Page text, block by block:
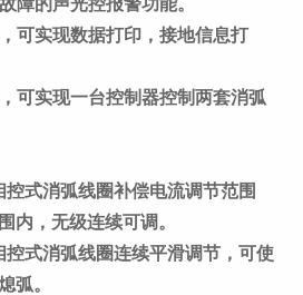
可实现数据打印，接地信息打
可实现一台控制器控制两套消弧
式消弧线圈补偿电流调节范围
内，无级连续可调。
式消弧线圈连续平滑调节，可使
弧。